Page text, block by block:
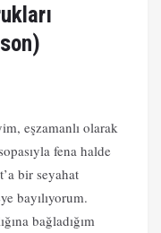
eşzamanlı olarak
fena halde
bir seyahat
bayılıyorum.
bağladığım